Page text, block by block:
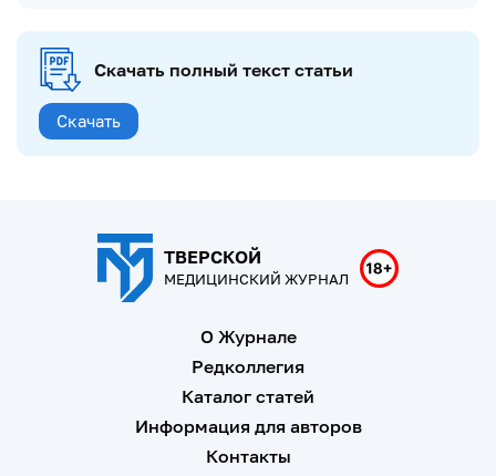
Скачать полный текст статьи
Скачать
ТВЕРСКОЙ
МЕДИЦИНСКИЙ ЖУРНАЛ
О Журнале
Редколлегия
Каталог статей
Информация для авторов
Контакты